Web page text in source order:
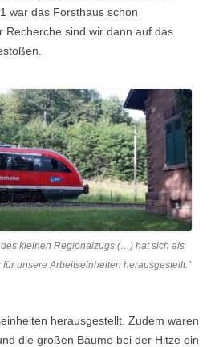
war das Forsthaus schon
Recherche sind wir dann auf das
des kleinen Regionalzugs (…) hat sich als
für unsere Arbeitseinheiten herausgestellt.”
herausgestellt. Zudem waren
die großen Bäume bei der Hitze ein